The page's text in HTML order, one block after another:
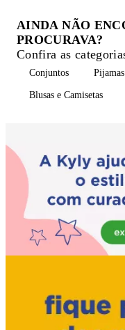
AINDA NÃO
PROCURAVA?
Confira as
Conjuntos Pijamas
Blusas e Camisetas